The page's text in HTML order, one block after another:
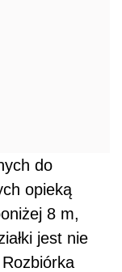
do
opieką
8 m,
jest nie